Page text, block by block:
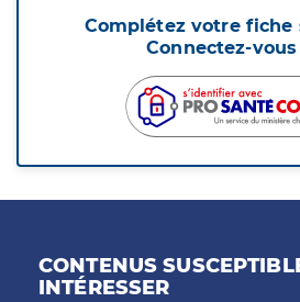
Complétez votre fiche
Connectez-
CONTENUS
INTÉRESSER